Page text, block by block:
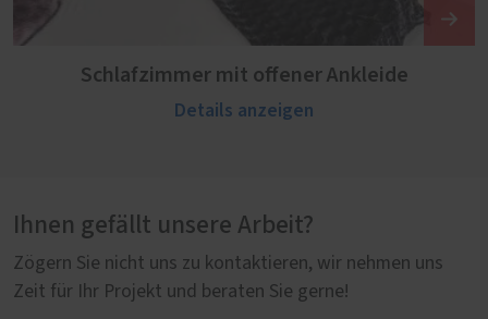
Schlafzimmer mit offener Ankleide
Details anzeigen
Ihnen gefällt unsere Arbeit?
Zögern Sie nicht uns zu kontaktieren, wir nehmen uns
Zeit für Ihr Projekt und beraten Sie gerne!